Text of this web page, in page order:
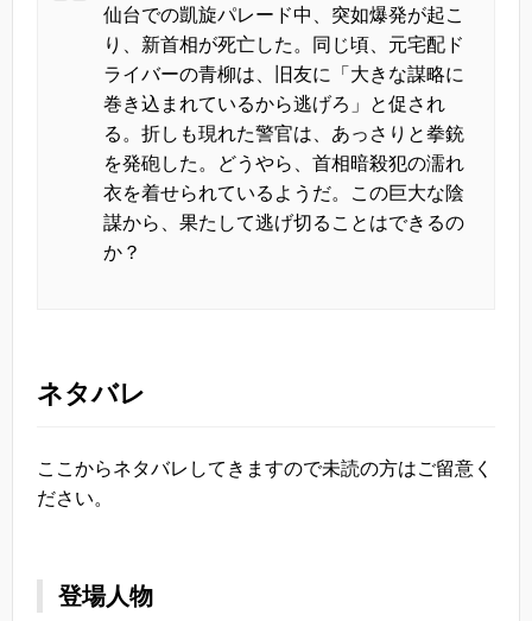
仙台での凱旋パレード中、突如爆発が起こ
り、新首相が死亡した。同じ頃、元宅配ド
ライバーの青柳は、旧友に「大きな謀略に
巻き込まれているから逃げろ」と促され
る。折しも現れた警官は、あっさりと拳銃
を発砲した。どうやら、首相暗殺犯の濡れ
衣を着せられているようだ。この巨大な陰
謀から、果たして逃げ切ることはできるの
か？
ネタバレ
ここからネタバレしてきますので未読の方はご留意く
ださい。
登場人物